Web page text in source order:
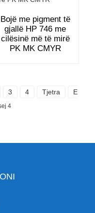
Bojë me pigment të
gjallë HP 746 me
cilësinë më të mirë
PK MK CMYR
3 4 Tjetra
E
4